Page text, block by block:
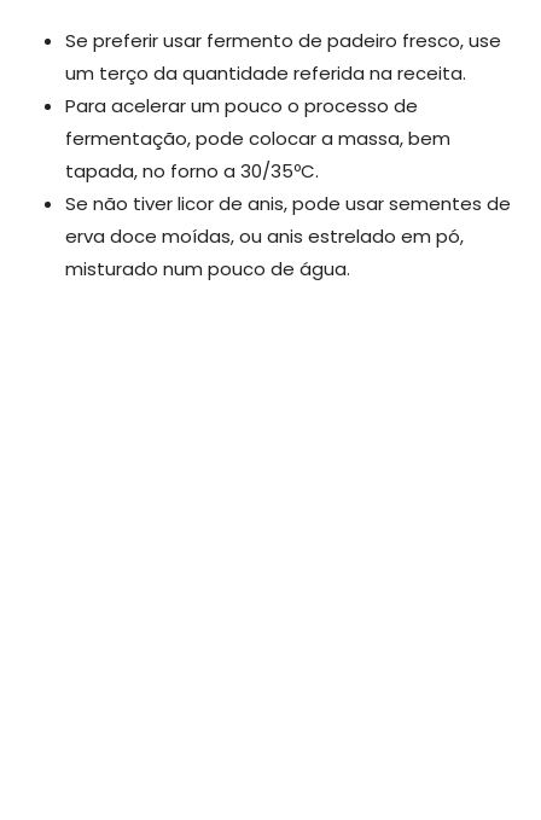
Se preferir usar fermento de padeiro fresco, use
um terço da quantidade referida na receita.
Para acelerar um pouco o processo de
fermentação, pode colocar a massa, bem
tapada, no forno a 30/35ºC.
Se não tiver licor de anis, pode usar sementes de
erva doce moídas, ou anis estrelado em pó,
misturado num pouco de água.